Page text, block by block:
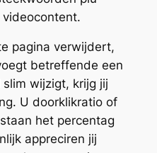
pagina verwijdert,
betreffende een
wijzigt, krijg jij
U doorklikratio of
het percentag
appreciren jij